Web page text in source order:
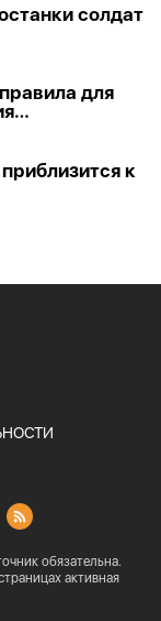
солдат
для
к
обязательна.
активная